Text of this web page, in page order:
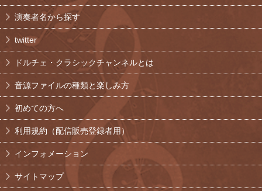
演奏者名から探す
twitter
ドルチェ・クラシックチャンネルとは
音源ファイルの種類と楽しみ方
初めての方へ
利用規約（配信販売登録者用）
インフォメーション
サイトマップ